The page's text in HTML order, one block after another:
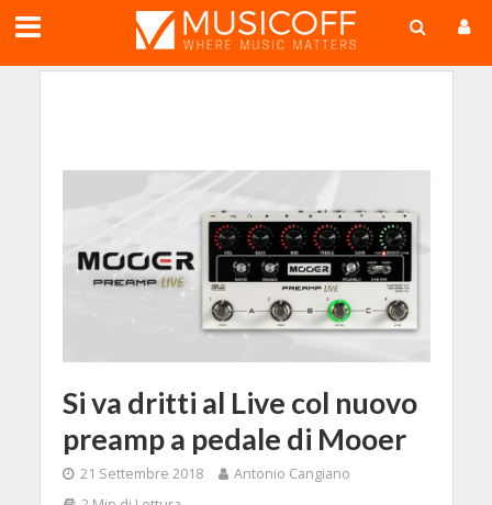
Si va dritti al Live col nuovo
preamp a pedale di Mooer
21 Settembre 2018
Antonio Cangiano